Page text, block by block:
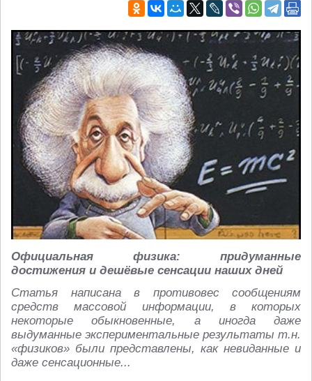
Официальная физика: придуманные
достижения и дешёвые сенсации наших дней
Статья написана в противовес сообщениям
средств массовой информации, в которых
некоторые обыкновенные, а иногда даже
выдуманные экспериментальные результаты т.н.
«физиков» были представлены, как невиданные и
даже сенсационные...